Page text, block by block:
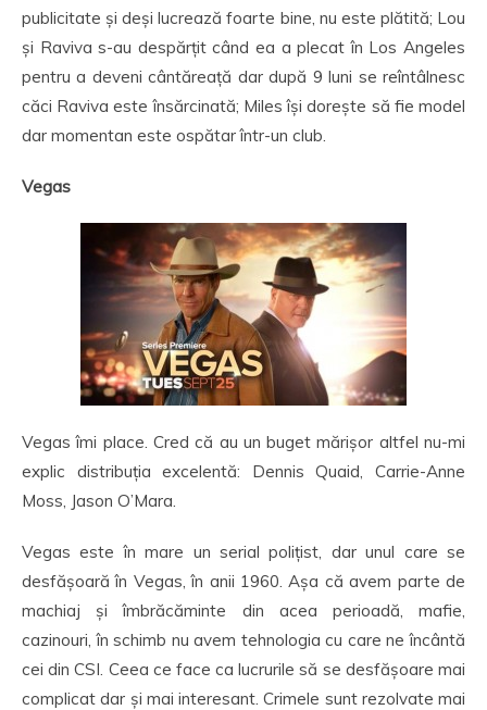
publicitate și deși lucrează foarte bine, nu este plătită; Lou
și Raviva s-au despărțit când ea a plecat în Los Angeles
pentru a deveni cântăreață dar după 9 luni se reîntâlnesc
căci Raviva este însărcinată; Miles își dorește să fie model
dar momentan este ospătar într-un club.
Vegas
Vegas îmi place. Cred că au un buget mărișor altfel nu-mi
explic distribuția excelentă: Dennis Quaid, Carrie-Anne
Moss, Jason O’Mara.
Vegas este în mare un serial polițist, dar unul care se
desfășoară în Vegas, în anii 1960. Așa că avem parte de
machiaj și îmbrăcăminte din acea perioadă, mafie,
cazinouri, în schimb nu avem tehnologia cu care ne încântă
cei din CSI. Ceea ce face ca lucrurile să se desfășoare mai
complicat dar și mai interesant. Crimele sunt rezolvate mai